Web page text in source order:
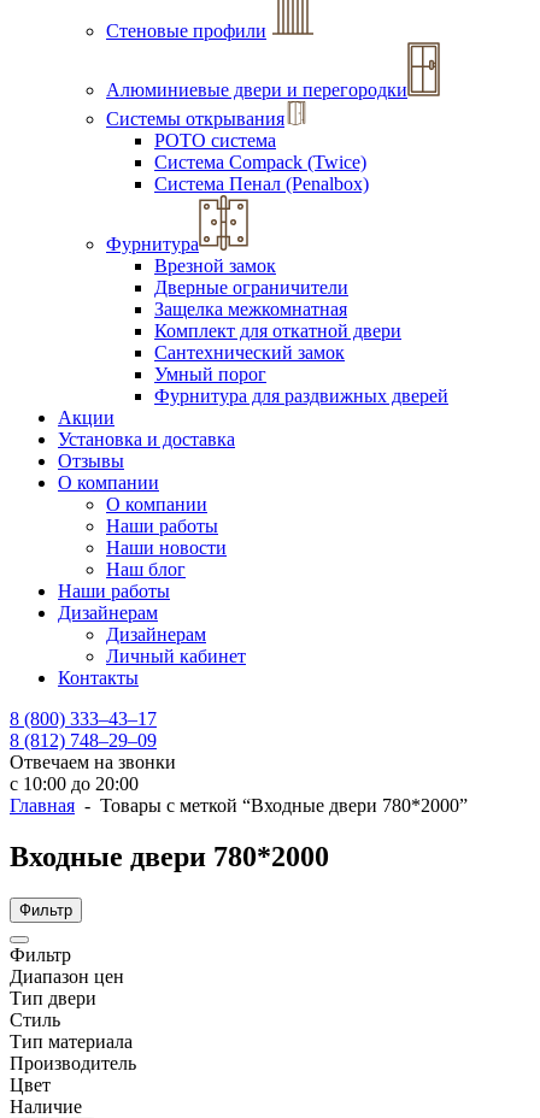
Стеновые профили
Алюминиевые двери и перегородки
Системы открывания
РОТО система
Система Compack (Twice)
Система Пенал (Penalbox)
Фурнитура
Врезной замок
Дверные ограничители
Защелка межкомнатная
Комплект для откатной двери
Сантехнический замок
Умный порог
Фурнитура для раздвижных дверей
Акции
Установка и доставка
Отзывы
О компании
О компании
Наши работы
Наши новости
Наш блог
Наши работы
Дизайнерам
Дизайнерам
Личный кабинет
Контакты
8 (800) 333–43–17
8 (812) 748–29–09
Отвечаем на звонки
с 10:00 до 20:00
Главная - Товары с меткой “Входные двери 780*2000”
Входные двери 780*2000
Фильтр
Фильтр
Диапазон цен
Тип двери
Стиль
Тип материала
Производитель
Цвет
Наличие